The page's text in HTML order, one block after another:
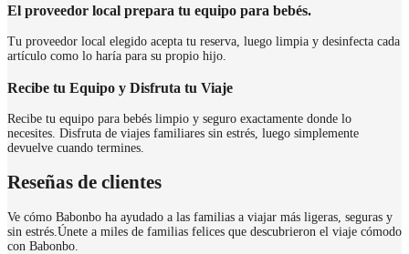
El proveedor local prepara tu equipo para bebés.
Tu proveedor local elegido acepta tu reserva, luego limpia y desinfecta cada
artículo como lo haría para su propio hijo.
Recibe tu Equipo y Disfruta tu Viaje
Recibe tu equipo para bebés limpio y seguro exactamente donde lo
necesites. Disfruta de viajes familiares sin estrés, luego simplemente
devuelve cuando termines.
Reseñas de clientes
Ve cómo Babonbo ha ayudado a las familias a viajar más ligeras, seguras y
sin estrés. Únete a miles de familias felices que descubrieron el viaje cómodo
con Babonbo.